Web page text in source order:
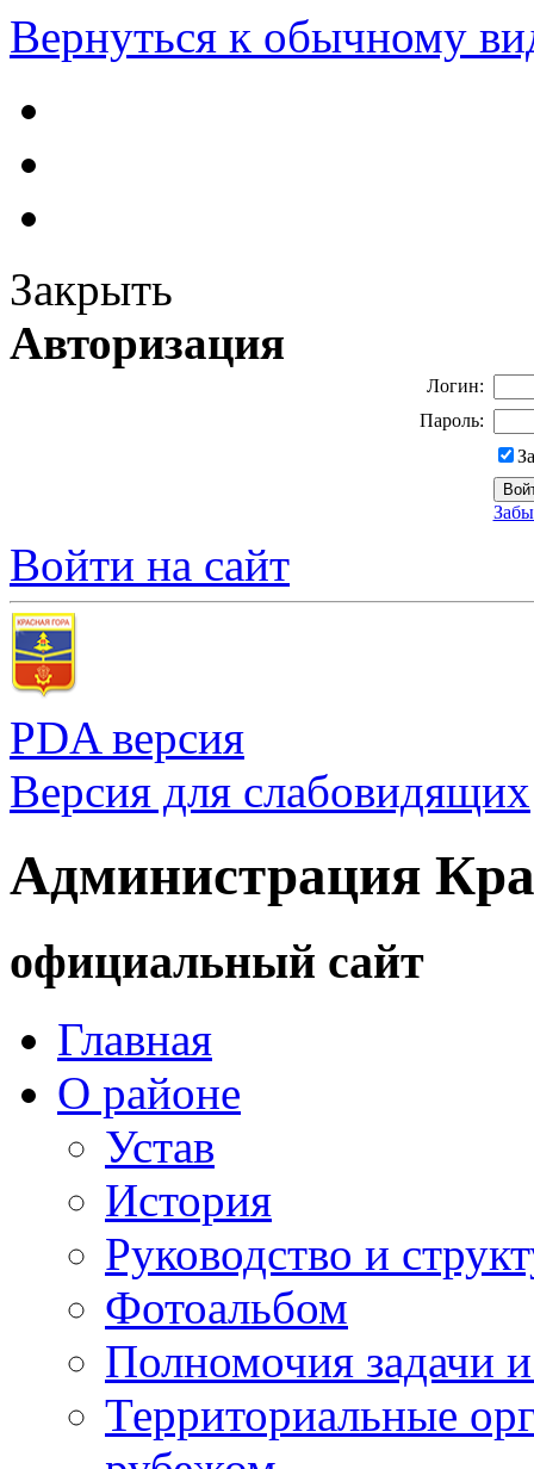
Вернуться к обычному
Закрыть
Авторизация
Логин:
Пароль:
Войти на сайт
PDA версия
Версия для слабовидящих
Администрация
официальный сайт
Главная
О районе
Устав
История
Руководство и
Фотоальбом
Полномочия задачи
Территориальные